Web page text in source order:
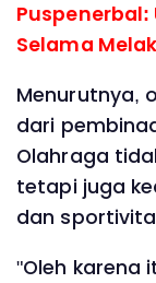
Selama
Menurutnya,
dari
Olahraga
tetapi juga
dan
"Oleh karena